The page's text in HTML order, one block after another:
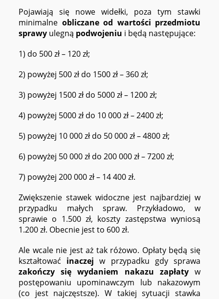
Pojawiają się nowe widełki, poza tym stawki
minimalne obliczane od wartości przedmiotu
sprawy ulegną podwojeniu i będą następujące:
1) do 500 zł – 120 zł;
2) powyżej 500 zł do 1500 zł – 360 zł;
3) powyżej 1500 zł do 5000 zł – 1200 zł;
4) powyżej 5000 zł do 10 000 zł – 2400 zł;
5) powyżej 10 000 zł do 50 000 zł – 4800 zł;
6) powyżej 50 000 zł do 200 000 zł – 7200 zł;
7) powyżej 200 000 zł – 14 400 zł.
Zwiększenie stawek widoczne jest najbardziej w
przypadku małych spraw. Przykładowo, w
sprawie o 1.500 zł, koszty zastępstwa wyniosą
1.200 zł. Obecnie jest to 600 zł.
Ale wcale nie jest aż tak różowo. Opłaty będą się
kształtować inaczej w przypadku gdy sprawa
zakończy się wydaniem nakazu zapłatyw
postępowaniu upominawczym lub nakazowym
(co jest najczęstsze). W takiej sytuacji stawka